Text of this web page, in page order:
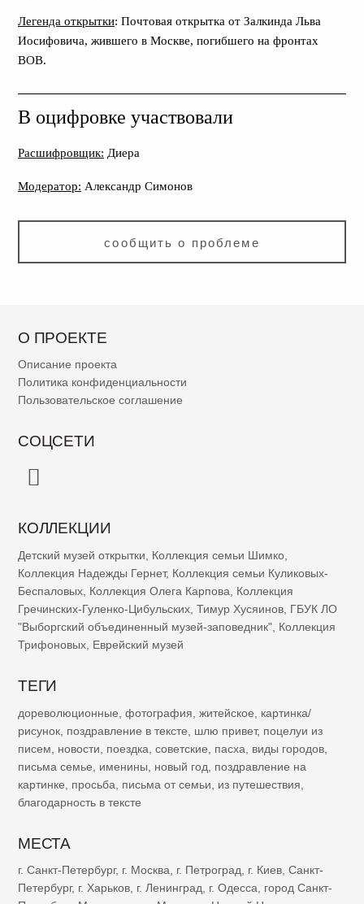
Легенда открытки: Почтовая открытка от Залкинда Льва
Иосифовича, жившего в Москве, погибшего на фронтах
ВОВ.
В оцифровке участвовали
Расшифровщик: Диера
Модератор: Александр Симонов
сообщить о проблеме
О ПРОЕКТЕ
Описание проекта
Политика конфиденциальности
Пользовательское соглашение
СОЦСЕТИ
КОЛЛЕКЦИИ
Детский музей открытки Коллекция семьи Шимко
Коллекция Надежды Гернет, Коллекция семьи Куликовых-
Беспаловых Коллекция Олега Карпова
Коллекция
Гречинских-Гуленко-Цибульских Тимур Хусяинов ГБУК ЛО
"Выборгский объединенный музей-заповедник" Коллекция
Трифоновых Еврейский музей
ТЕГИ
дореволюционные фотография житейское
картинка/
рисунок поздравление в тексте шлю привет, поцелуи из
писем
новости поездка советские пасха виды городов
письма семье
именины новый год
поздравление на
картинке
просьба письма от семьи из путешествия
благодарность в тексте
МЕСТА
г. Санкт-Петербург, г. Москва, г. Петроград, г. Киев, Санкт-
Петербург, г. Харьков, г. Ленинград, г. Одесса, город Санкт-